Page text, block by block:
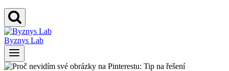
Byznys Lab